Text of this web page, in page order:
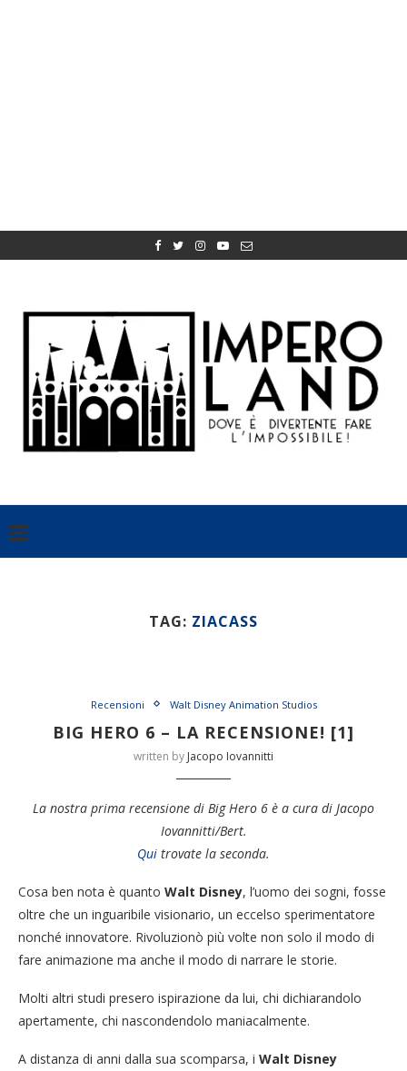
TAG: ZIACASS
Recensioni Walt Disney Animation Studios
BIG HERO 6 – LA RECENSIONE! [1]
written by Jacopo Iovannitti
La nostra prima recensione di Big Hero 6 è a cura di Jacopo
Iovannitti/Bert.
Qui trovate la seconda.
Cosa ben nota è quanto Walt Disney, l’uomo dei sogni, fosse
oltre che un inguaribile visionario, un eccelso sperimentatore
nonché innovatore. Rivoluzionò più volte non solo il modo di
fare animazione ma anche il modo di narrare le storie.
Molti altri studi presero ispirazione da lui, chi dichiarandolo
apertamente, chi nascondendolo maniacalmente.
A distanza di anni dalla sua scomparsa, i Walt Disney